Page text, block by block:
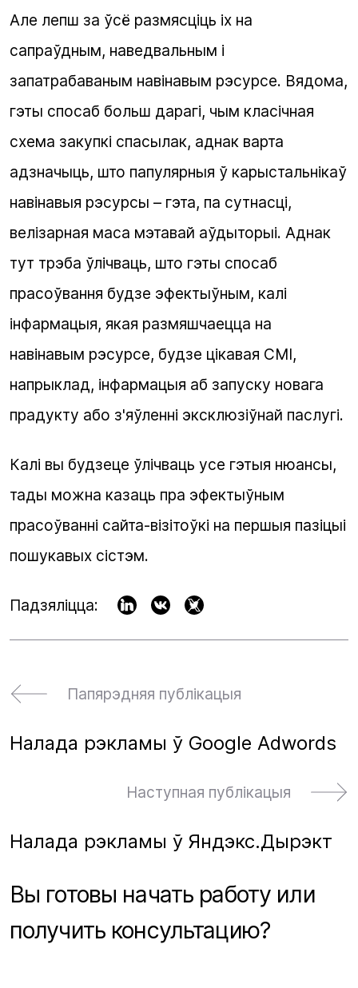
Але лепш за ўсё размясціць іх на
сапраўдным, наведвальным і
запатрабаваным навінавым рэсурсе. Вядома,
гэты спосаб больш дарагі, чым класічная
схема закупкі спасылак, аднак варта
адзначыць, што папулярныя ў карыстальнікаў
навінавыя рэсурсы – гэта, па сутнасці,
велізарная маса мэтавай аўдыторыі. Аднак
тут трэба ўлічваць, што гэты спосаб
прасоўвання будзе эфектыўным, калі
інфармацыя, якая размяшчаецца на
навінавым рэсурсе, будзе цікавая СМІ,
напрыклад, інфармацыя аб запуску новага
прадукту або з'яўленні эксклюзіўнай паслугі.
Калі вы будзеце ўлічваць усе гэтыя нюансы,
тады можна казаць пра эфектыўным
прасоўванні сайта-візітоўкі на першыя пазіцыі
пошукавых сістэм.
Падзяліцца:
Папярэдняя публікацыя
Налада рэкламы ў Google Adwords
Наступная публікацыя
Налада рэкламы ў Яндэкс.Дырэкт
Вы готовы начать работу или
получить консультацию?